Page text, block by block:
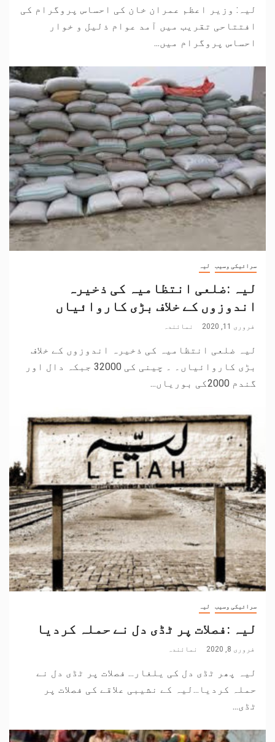
لیہ: وزیر اعظم عمران خان کی احساس پروگرام کی
افتتاحی تقریب میں آمد عوام ذلیل و خوار
احساس پروگرام میں...
سرائیکی وسیب لیہ
لیہ :ضلعی انتظامیہ کی ذخیرہ
اندوزوں کے خلاف بڑی کاروائیاں
فروری 11, 2020 نمائندہ
لیہ ضلعی انتظامیہ کی ذخیرہ اندوزوں کے خلاف
بڑی کاروائیاں۔ ۔ چینی کی 32000 جبکہ دال اور
گندم 2000کی بوریاں...
سرائیکی وسیب لیہ
لیہ :فصلات پر ٹڈی دل نے حملہ کردیا
فروری 8, 2020 نمائندہ
لیہ پھر ٹڈی دل کی یلغار... فصلات پر ٹڈی دل نے
حملہ کردیا...لیہ کے نشیبی علاقے کی فصلات پر
ٹڈی...